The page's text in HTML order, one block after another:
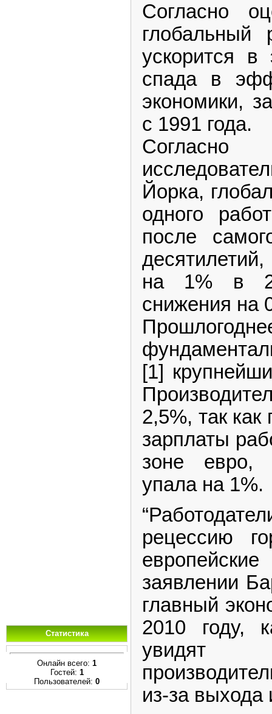
Статистика
Онлайн всего: 1
Гостей: 1
Пользователей: 0
Согласно
глобальный
ускорится в
спада в
экономики,
с 1991 года.
Согласно
Йорка,
одного
после
на 1% в
снижения на
[1]
2,5%, так
зарплаты
зоне евро,
упала на 1%.
рецессию
заявлении
главный
2010 году,
из-за выхода